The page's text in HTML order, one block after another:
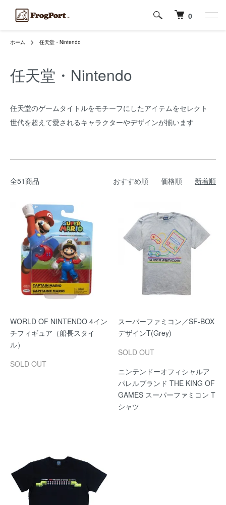
0
ホーム 任天堂・Nintendo
任天堂・Nintendo
任天堂のゲームタイトルをモチーフにしたアイテムをセレクト
世代を超えて愛されるキャラクターやデザインが揃います
全51商品 おすすめ順 価格順 新着順
WORLD OF NINTENDO 4イン
チフィギュア（船長スタイ
ル）
SOLD OUT
スーパーファミコン／SF-BOX
デザインT(Grey)
SOLD OUT
ニンテンドーオフィシャルア
パレルブランド THE KING OF
GAMES スーパーファミコン T
シャツ